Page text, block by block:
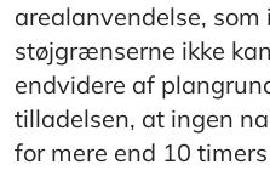
arealanvendelse,
støjgrænserne ikke
endvidere af
tilladelsen, at ingen
for mere end 10